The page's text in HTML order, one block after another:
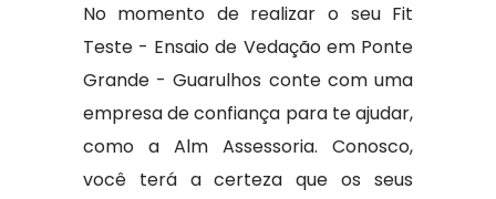
No momento de realizar o seu Fit
Teste - Ensaio de Vedação em Ponte
Grande - Guarulhos conte com uma
empresa de confiança para te ajudar,
como a Alm Assessoria. Conosco,
você terá a certeza que os seus